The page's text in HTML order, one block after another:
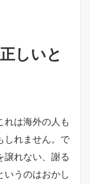
しいと
れは海外の人も
しれません。で
譲れない、謝る
いうのはおかし